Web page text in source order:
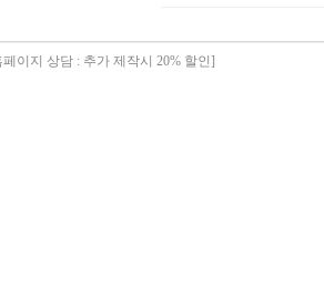
페이지 상담 : 추가 제작시 20% 할인]